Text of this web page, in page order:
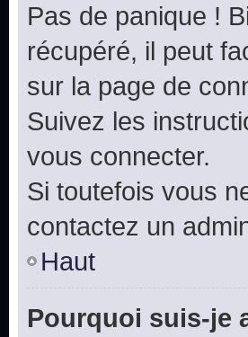
Pas de panique !
récupéré, il peut
sur la page de
Suivez les
vous connecter.
Si toutefois vous
contactez un
Haut
Pourquoi suis-je